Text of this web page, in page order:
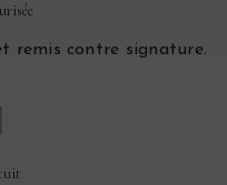
remis contre signature.